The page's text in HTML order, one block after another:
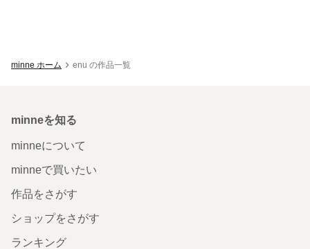
minne ホーム enu の作品一覧
minneを知る
minneについて
minneで買いたい
作品をさがす
ショップをさがす
ランキング